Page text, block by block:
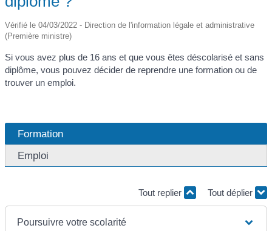
Vérifié le 04/03/2022 - Direction de l'information légale et administrative
(Première ministre)
Si vous avez plus de 16 ans et que vous êtes déscolarisé et sans
diplôme, vous pouvez décider de reprendre une formation ou de
trouver un emploi.
Formation
Emploi
Tout replier Tout déplier
Poursuivre votre scolarité